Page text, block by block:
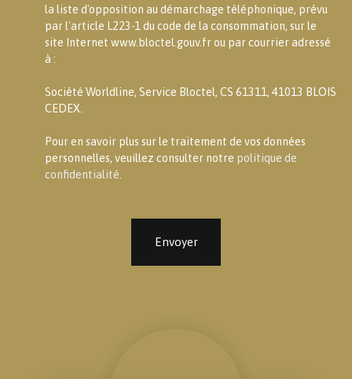
la liste d'opposition au démarchage téléphonique, prévu
par l'article L223-1 du code de la consommation, sur le
site Internet www.bloctel.gouv.fr ou par courrier adressé
à :
Société Worldline, Service Bloctel, CS 61311, 41013 BLOIS
CEDEX.
Pour en savoir plus sur le traitement de vos données
personnelles, veuillez consulter notre politique de
confidentialité
Envoyer